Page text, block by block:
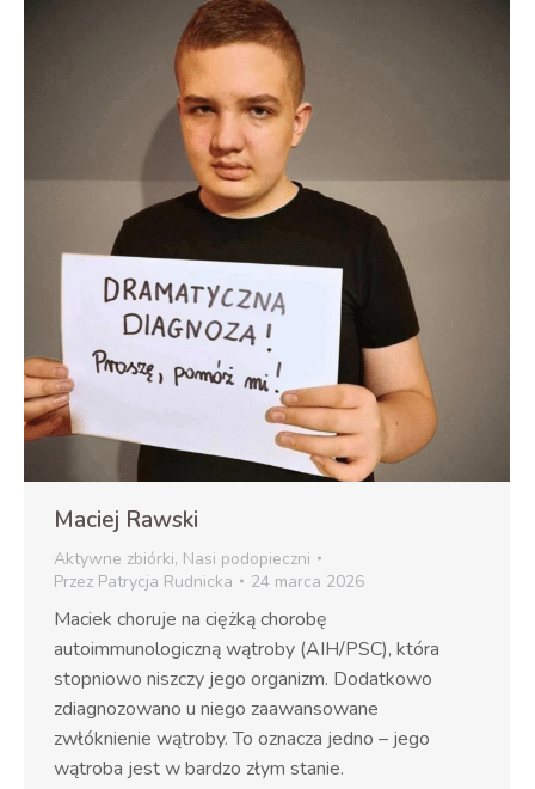
Maciej Rawski
Aktywne zbiórki, Nasi podopieczni
Przez Patrycja Rudnicka 24 marca 2026
Maciek choruje na ciężką chorobę
autoimmunologiczną wątroby (AIH/PSC), która
stopniowo niszczy jego organizm. Dodatkowo
zdiagnozowano u niego zaawansowane
zwłóknienie wątroby. To oznacza jedno – jego
wątroba jest w bardzo złym stanie.